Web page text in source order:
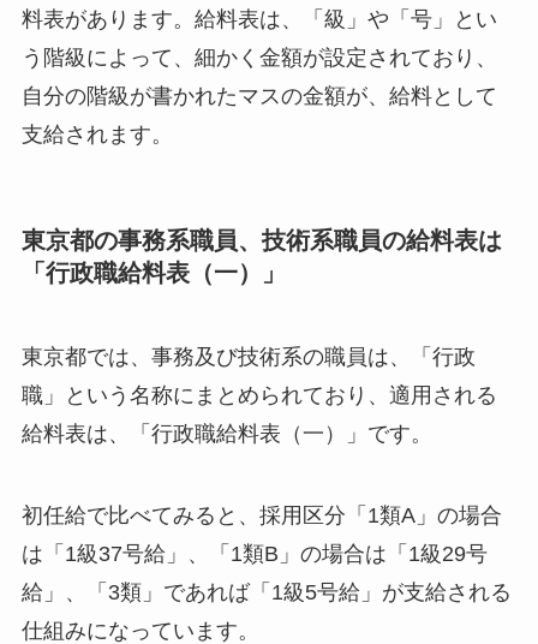
料表があります。給料表は、「級」や「号」とい
う階級によって、細かく金額が設定されており、
自分の階級が書かれたマスの金額が、給料として
支給されます。
東京都の事務系職員、技術系職員の給料表は
「行政職給料表（一）」
東京都では、事務及び技術系の職員は、「行政
職」という名称にまとめられており、適用される
給料表は、「行政職給料表（一）」です。
初任給で比べてみると、採用区分「1類A」の場合
は「1級37号給」、「1類B」の場合は「1級29号
給」、「3類」であれば「1級5号給」が支給される
仕組みになっています。